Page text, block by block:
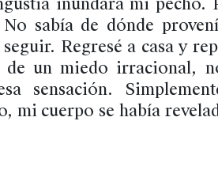
inundara mi pecho.
sabía de dónde
Regresé a casa y
de un miedo irracional,
sensación.
mi cuerpo se había